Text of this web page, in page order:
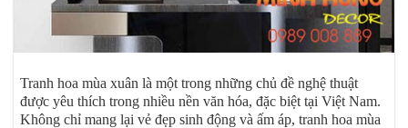
Tranh hoa mùa xuân là một trong những chủ đề nghệ thuật
được yêu thích trong nhiều nền văn hóa, đặc biệt tại Việt Nam.
Không chỉ mang lại vẻ đẹp sinh động và ấm áp, tranh hoa mùa